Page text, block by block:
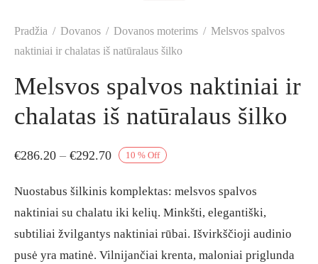
Pradžia / Dovanos / Dovanos moterims / Melsvos spalvos
naktiniai ir chalatas iš natūralaus šilko
Melsvos spalvos naktiniai ir
chalatas iš natūralaus šilko
10 % Off
€286.20 – €292.70Price
€286.20
Nuostabus šilkinis komplektas: melsvos spalvos
naktiniai su chalatu iki kelių. Minkšti, elegantiški,
subtiliai žvilgantys naktiniai rūbai. Išvirkščioji audinio
pusė yra matinė. Vilnijančiai krenta, maloniai priglunda